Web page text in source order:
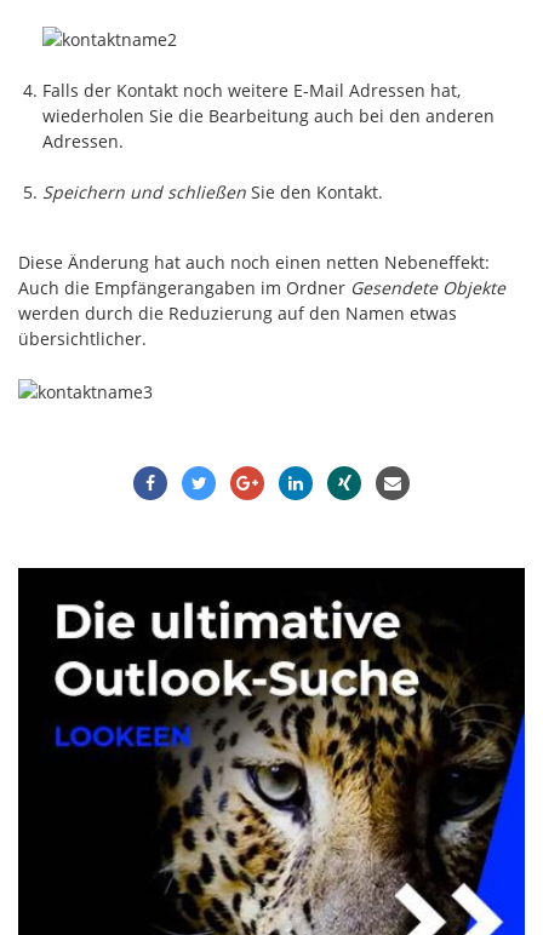
Falls der Kontakt noch weitere E-Mail Adressen hat,
wiederholen Sie die Bearbeitung auch bei den anderen
Adressen.
Speichern und schließen Sie den Kontakt.
Diese Änderung hat auch noch einen netten Nebeneffekt:
Auch die Empfängerangaben im Ordner Gesendete Objekte
werden durch die Reduzierung auf den Namen etwas
übersichtlicher.